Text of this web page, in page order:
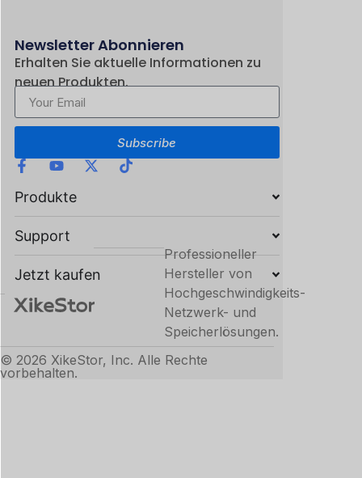
Newsletter Abonnieren
Erhalten Sie aktuelle Informationen zu
neuen Produkten.
Subscribe
Produkte
Support
Jetzt kaufen
Professioneller
Hersteller von
Hochgeschwindigkeits-
Netzwerk- und
Speicherlösungen.
© 2026 XikeStor, Inc. Alle Rechte
vorbehalten.